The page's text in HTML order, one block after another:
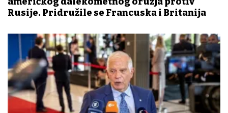
Rusije. Pridružile se Francuska i Britanija